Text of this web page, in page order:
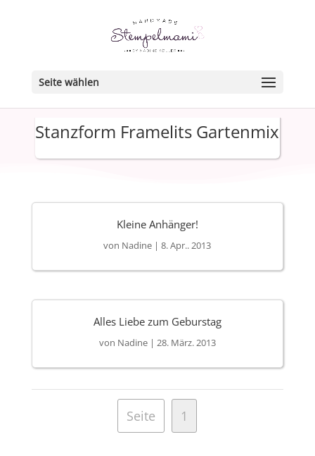
Seite wählen
Stanzform Framelits Gartenmix
Kleine Anhänger!
von Nadine |8. Apr.. 2013
Alles Liebe zum Geburstag
von Nadine| 28. März. 2013
Seite 1